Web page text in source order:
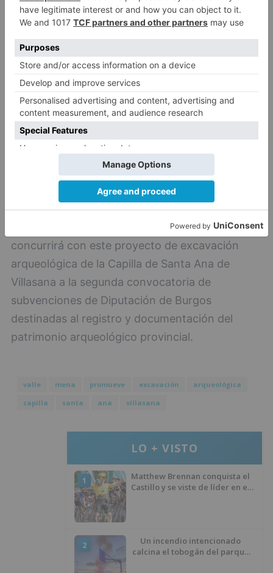
histórico y el respeto por nuestro Patrimonio
Cultural".
El Ayuntamiento del Valle de Mena igualmente
concurrirá con este proyecto de excavación
arqueológica de la Capilla de Santa Ana de
Villasana a la segunda convocatoria de
subvenciones de Diputación de Burgos
destinadas al registro y documentación del
patrimonio arqueológico provincial.
valle mena promueve excavación
arqueológica
capilla
santa ana villasana
LO + VISTO
1
Matthew Brennan conquista el
Castillo y se viste de líder en el
2
Un incendio intencionado
calcina el tobogán del parque